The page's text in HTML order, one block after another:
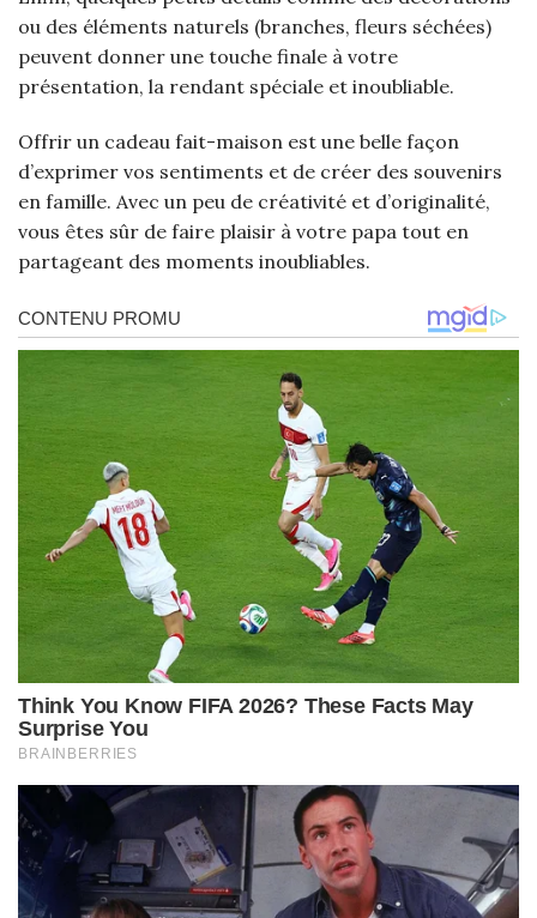
ou des éléments naturels (branches, fleurs séchées)
peuvent donner une touche finale à votre
présentation, la rendant spéciale et inoubliable.
Offrir un cadeau fait-maison est une belle façon
d’exprimer vos sentiments et de créer des souvenirs
en famille. Avec un peu de créativité et d’originalité,
vous êtes sûr de faire plaisir à votre papa tout en
partageant des moments inoubliables.